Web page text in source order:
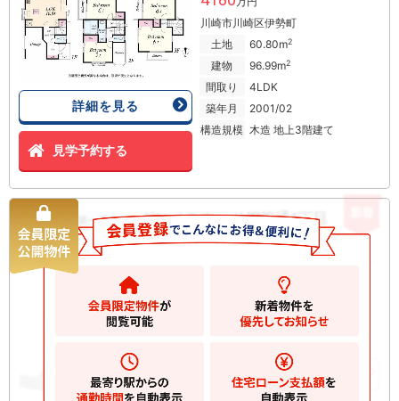
詳細を見る
見学予約する
川崎市川崎区伊勢町
土地
60.80m2
建物 96.99m2
間取り
4LDK
築年月
2001/02
構造規模 木造 地上3階建て
新築一戸建て
グレイスウッド鋼管通1丁目 新築
一戸建て
川崎市川崎区鋼管通
60.67m2
お気に入りに追加